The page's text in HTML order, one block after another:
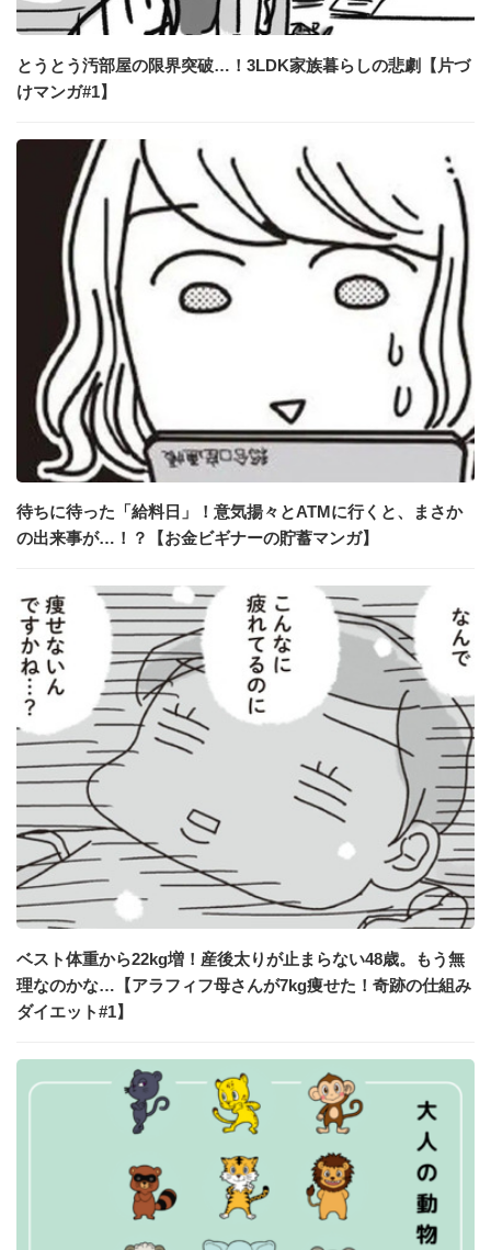
とうとう汚部屋の限界突破…！3LDK家族暮らしの悲劇【片づ
けマンガ#1】
待ちに待った「給料日」！意気揚々とATMに行くと、まさか
の出来事が…！？【お金ビギナーの貯蓄マンガ】
ベスト体重から22kg増！産後太りが止まらない48歳。もう無
理なのかな…【アラフィフ母さんが7kg痩せた！奇跡の仕組み
ダイエット#1】